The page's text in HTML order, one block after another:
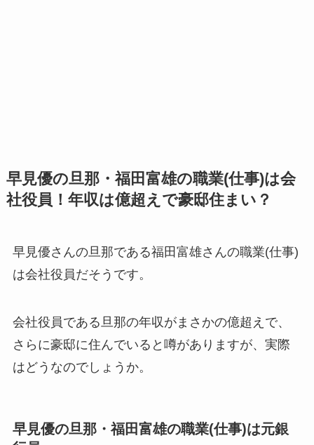
早見優の旦那・福田富雄の職業(仕事)は会
社役員！年収は億超えで豪邸住まい？
早見優さんの旦那である福田富雄さんの職業(仕事)
は会社役員だそうです。
会社役員である旦那の年収がまさかの億超えで、
さらに豪邸に住んでいると噂がありますが、実際
はどうなのでしょうか。
早見優の旦那・福田富雄の職業(仕事)は元銀